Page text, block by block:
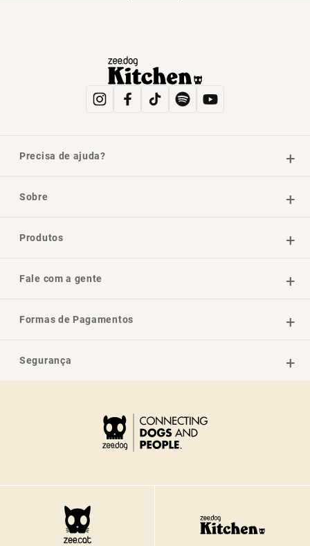
Precisa de ajuda?
Sobre
Produtos
Fale com a gente
Formas de Pagamentos
Segurança